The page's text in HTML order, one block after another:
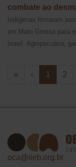
combate ao
Indígenas firmaram
em Mato Grosso para
brasil. Agropecuária,
« ‹ 1 2
oca@iieb.org.br